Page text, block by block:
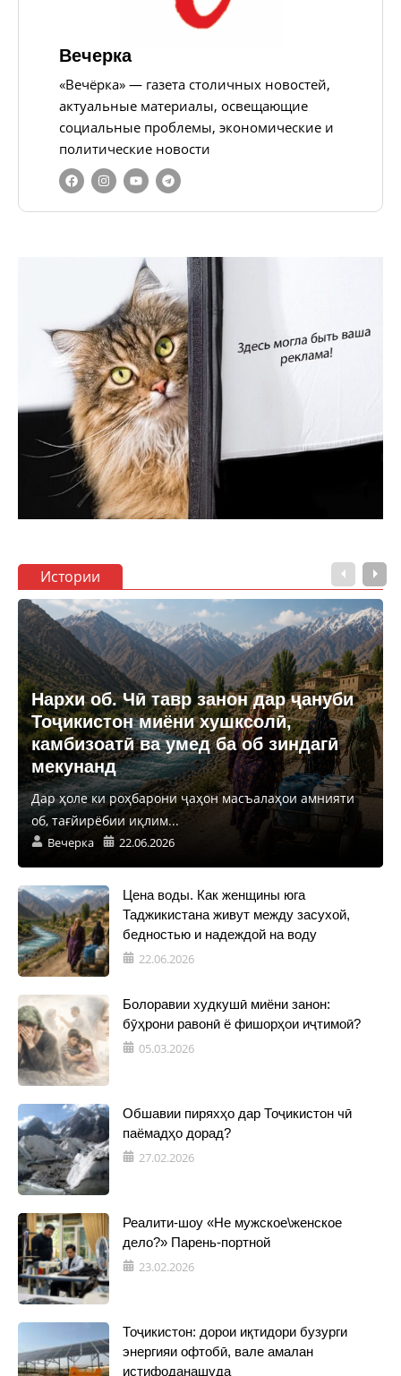
Вечерка
«Вечёрка» — газета столичных новостей,
актуальные материалы, освещающие
социальные проблемы, экономические и
политические новости
Истории
Нархи об. Чӣ тавр занон дар ҷануби
Тоҷикистон миёни хушксолӣ,
камбизоатӣ ва умед ба об зиндагӣ
мекунанд
Дар ҳоле ки роҳбарони ҷаҳон масъалаҳои амнияти
об, тағйирёбии иқлим...
Вечерка 22.06.2026
Цена воды. Как женщины юга
Таджикистана живут между засухой,
бедностью и надеждой на воду
22.06.2026
Болоравии худкушӣ миёни занон:
бӯҳрони равонӣ ё фишорҳои иҷтимоӣ?
05.03.2026
Обшавии пиряхҳо дар Тоҷикистон чӣ
паёмадҳо дорад?
27.02.2026
Реалити-шоу «Не мужское\женское
дело?» Парень-портной
23.02.2026
Тоҷикистон: дорои иқтидори бузурги
энергияи офтобӣ, вале амалан
истифоданашуда